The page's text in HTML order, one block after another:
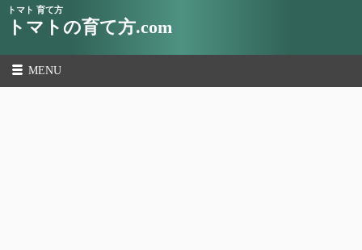
トマト 育て方
トマトの育て方.com
MENU